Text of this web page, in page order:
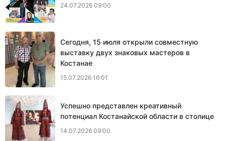
24.07.2026 09:00
Сегодня, 15 июля открыли совместную
выставку двух знаковых мастеров в
Костанае
15.07.2026 16:01
Успешно представлен креативный
потенциал Костанайской области в столице
14.07.2026 09:00